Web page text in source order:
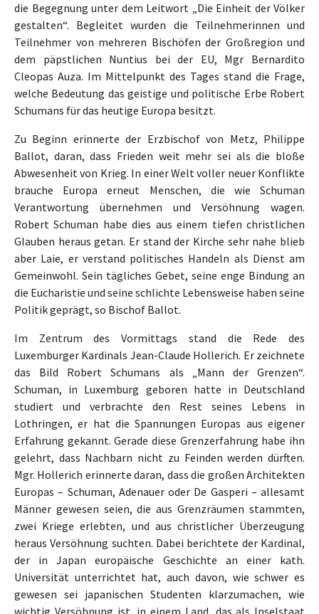
die Begegnung unter dem Leitwort „Die Einheit der Völker
gestalten“. Begleitet wurden die Teilnehmerinnen und
Teilnehmer von mehreren Bischöfen der Großregion und
dem päpstlichen Nuntius bei der EU, Mgr Bernardito
Cleopas Auza. Im Mittelpunkt des Tages stand die Frage,
welche Bedeutung das geistige und politische Erbe Robert
Schumans für das heutige Europa besitzt.
Zu Beginn erinnerte der Erzbischof von Metz, Philippe
Ballot, daran, dass Frieden weit mehr sei als die bloße
Abwesenheit von Krieg. In einer Welt voller neuer Konflikte
brauche Europa erneut Menschen, die wie Schuman
Verantwortung übernehmen und Versöhnung wagen.
Robert Schuman habe dies aus einem tiefen christlichen
Glauben heraus getan. Er stand der Kirche sehr nahe blieb
aber Laie, er verstand politisches Handeln als Dienst am
Gemeinwohl. Sein tägliches Gebet, seine enge Bindung an
die Eucharistie und seine schlichte Lebensweise haben seine
Politik geprägt, so Bischof Ballot.
Im Zentrum des Vormittags stand die Rede des
Luxemburger Kardinals Jean-Claude Hollerich. Er zeichnete
das Bild Robert Schumans als „Mann der Grenzen“.
Schuman, in Luxemburg geboren hatte in Deutschland
studiert und verbrachte den Rest seines Lebens in
Lothringen, er hat die Spannungen Europas aus eigener
Erfahrung gekannt. Gerade diese Grenzerfahrung habe ihn
gelehrt, dass Nachbarn nicht zu Feinden werden dürften.
Mgr. Hollerich erinnerte daran, dass die großen Architekten
Europas – Schuman, Adenauer oder De Gasperi – allesamt
Männer gewesen seien, die aus Grenzräumen stammten,
zwei Kriege erlebten, und aus christlicher Überzeugung
heraus Versöhnung suchten. Dabei berichtete der Kardinal,
der in Japan europäische Geschichte an einer kath.
Universität unterrichtet hat, auch davon, wie schwer es
gewesen sei japanischen Studenten klarzumachen, wie